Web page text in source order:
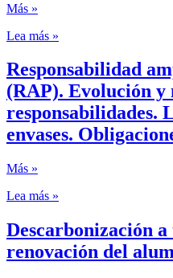
Más »
Lea más »
Responsabilidad
(RAP). Evolución y
responsabilidades.
envases.
Más »
Lea más »
Descarbonización
renovación del